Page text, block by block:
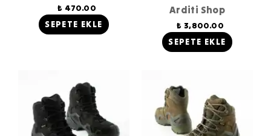
₺ 470.00
SEPETE EKLE
Arditi Shop
₺ 3,800.00
SEPETE EKLE